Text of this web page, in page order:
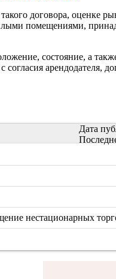
договора, оценке
помещениями,
состояние, а
согласия
Дата
нестационарных